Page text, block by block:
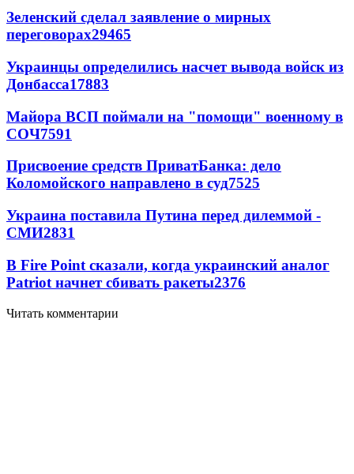
Зеленский сделал заявление о мирных
переговорах29465
Украинцы определились насчет вывода войск из
Донбасса17883
Майора ВСП поймали на "помощи" военному в
СОЧ7591
Присвоение средств ПриватБанка: дело
Коломойского направлено в суд7525
Украина поставила Путина перед дилеммой -
СМИ2831
В Fire Point сказали, когда украинский аналог
Patriot начнет сбивать ракеты2376
Читать комментарии